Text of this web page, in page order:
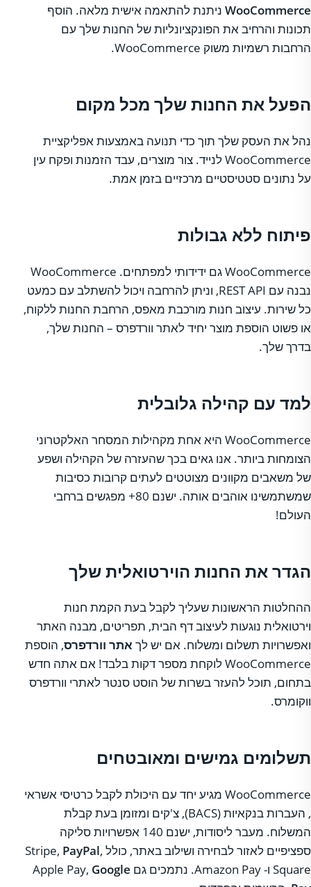
WooCommerce ניתנת להתאמה אישית מלאה. הוסף
תכונות והרחיב את הפונקציונליות של החנות שלך עם
הרחבות רשמיות משוק WooCommerce.
הפעל את החנות שלך מכל מקום
נהל את העסק שלך תוך כדי תנועה באמצעות אפליקציית
WooCommerce לנייד. צור מוצרים, עבד הזמנות ופקח עין
על נתונים סטטיסטיים מרכזיים בזמן אמת.
פיתוח ללא גבולות
WooCommerce גם ידידותי למפתחים. WooCommerce
נבנה עם REST API, וניתן להרחבה ויכול להשתלב עם כמעט
כל שירות. עיצוב חנות מורכבת מאפס, הרחבת החנות ללקוח,
או פשוט הוספת מוצר יחיד לאתר וורדפרס – החנות שלך,
בדרך שלך.
למד עם קהילה גלובלית
WooCommerce היא אחת מקהילות המסחר האלקטרוני
הצומחות ביותר. אנו גאים בכך שהעזרה של הקהילה ושפע
של משאבים מקוונים מצוטטים לעתים קרובות כסיבות
שמשתמשינו אוהבים אותה. ישנם 80+ מפגשים ברחבי
העולם!
הגדר את החנות הוירטואלית שלך
ההחלטות הראשונות שעליך לקבל בעת הקמת חנות
וירטואלית נוגעות לעיצוב דף הבית, תפריטים, מבנה האתר
ואפשרויות תשלום ומשלוח. אם יש לך אתר וורדפרס, הוספת
WooCommerce לוקחת מספר דקות בלבד! אם אתה חדש
בתחום, תוכל להעזר בשרות של הוסט סנטר לאתרי וורדפרס
ווקומרס.
תשלומים גמישים ומאובטחים
WooCommerce מגיע יחד עם היכולת לקבל כרטיסי אשראי
, העברות בנקאיות (BACS), צ'קים ומזומן בעת קבלת
המשלוח. מעבר ליסודות, ישנם 140 אפשרויות סליקה
ספציפיים לאזור לבחירה ושילוב באתר, כולל Stripe, PayPal,
Square ו- Amazon Pay. נתמכים גם Apple Pay,
Google